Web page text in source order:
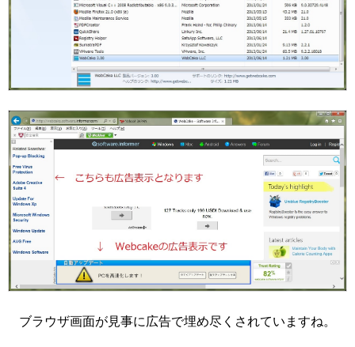
ブラウザ画面が見事に広告で埋め尽くされていますね。